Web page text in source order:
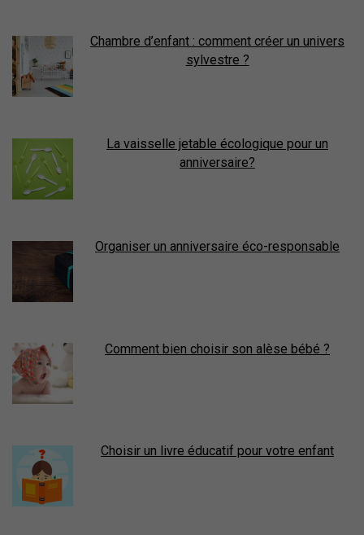
Chambre d’enfant : comment créer un univers
sylvestre ?
La vaisselle jetable écologique pour un
anniversaire?
Organiser un anniversaire éco-responsable
Comment bien choisir son alèse bébé ?
Choisir un livre éducatif pour votre enfant